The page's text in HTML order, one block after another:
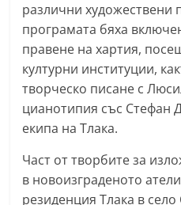
–
k
a
z
a
n
l
a
k
различни художествени
програмата бяха
правене на хартия,
културни институции,
творческо писане с
цианотипия със Стефан
екипа на Тлака.
Част от творбите за
в новоизграденото
резиденция Тлака в